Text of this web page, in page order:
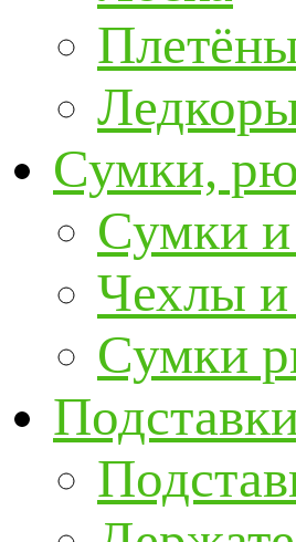
Сумки,
Сумки
Чехлы
Сумки